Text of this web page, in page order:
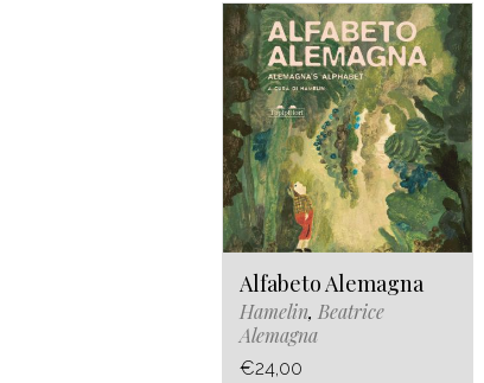
Alfabeto Alemagna
Hamelin, Beatrice
Alemagna
€24,00